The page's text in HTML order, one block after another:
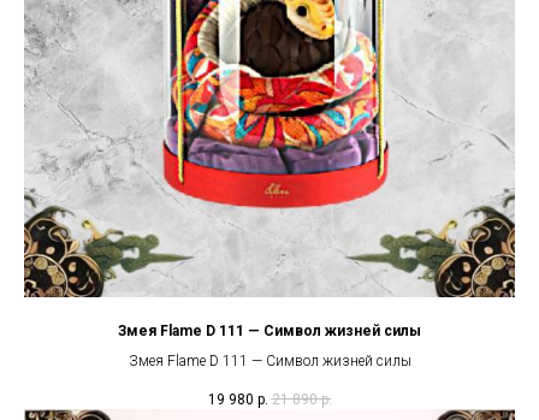
Змея Flame D 111 — Символ жизней силы
Змея Flame D 111 — Символ жизней силы
19 980 р. 21 890 р.